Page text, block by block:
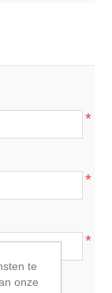
*
*
*
te
onze